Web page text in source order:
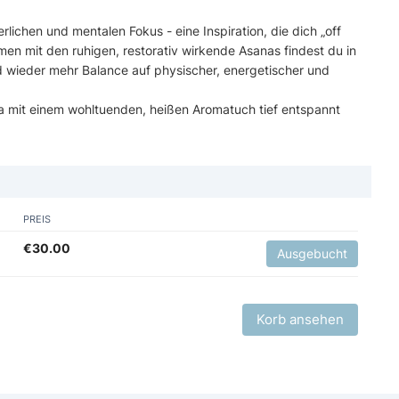
und mentalen Fokus - eine Inspiration, die dich „off
mit den ruhigen, restorativ wirkende Asanas findest du in
mehr Balance auf physischer, energetischer und
einem wohltuenden, heißen Aromatuch tief entspannt
PREIS
€30.00 Ausgebucht
Korb ansehen